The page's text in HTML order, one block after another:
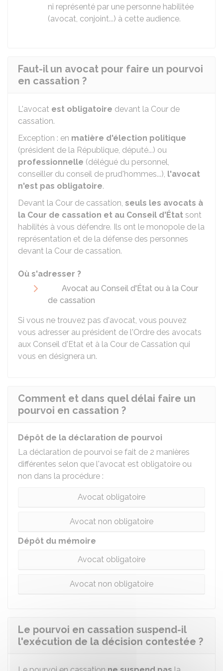
ni représenté par une personne habilitée
(avocat, conjoint...) à cette audience.
Faut-il un avocat pour faire un pourvoi
en cassation ?
L'avocat est obligatoire devant la Cour de
cassation.
Exception : en matière d'élection politique
(président de la République, député...) ou
professionnelle (délégué du personnel,
conseiller du conseil de prud'hommes...), l'avocat
n'est pas obligatoire.
Devant la Cour de cassation, seuls les avocats à
la Cour de cassation et au Conseil d'État sont
habilités à vous défendre. Ils ont le monopole de la
représentation et de la défense des personnes
devant la Cour de cassation.
Où s'adresser ?
Avocat au Conseil d'État ou à la Cour
de cassation
Si vous ne trouvez pas d'avocat, vous pouvez
vous adresser au président de l'Ordre des avocats
aux Conseil d'Etat et à la Cour de Cassation qui
vous en désignera un.
Comment et dans quel délai faire un
pourvoi en cassation ?
Dépôt de la déclaration de pourvoi
La déclaration de pourvoi se fait de 2 manières
différentes selon que l'avocat est obligatoire ou
non dans la procédure :
Avocat obligatoire
Avocat non obligatoire
Dépôt du mémoire
Avocat obligatoire
Avocat non obligatoire
Le pourvoi en cassation suspend-il
l'exécution de la décision contestée ?